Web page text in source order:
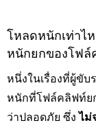
โหลดหนักเท่าไ
หนักยกของโฟล์
หนึ่งในเรื่องที่ผู้ขับ
หนักที่โฟล์คลิฟท์ย
ว่าปลอดภัย ซึ่งไม่